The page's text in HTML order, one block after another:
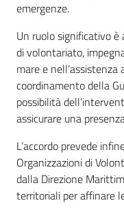
emergenze.
Un ruolo significativo
di volontariato,
mare e
coordinamento della
possibilità
assicurare una
L’accordo prevede
Organizzazioni di
dalla Direzione
territoriali per affinare